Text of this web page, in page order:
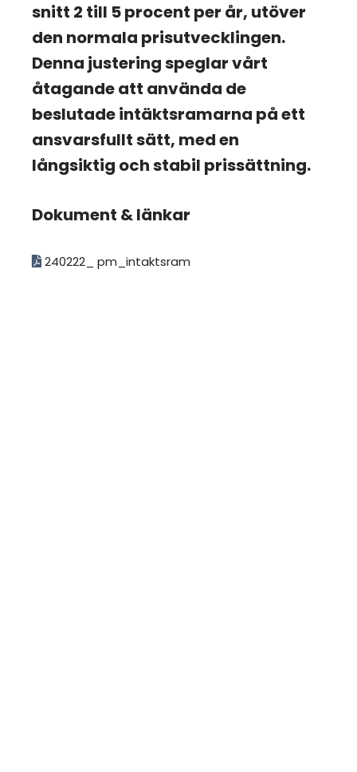
snitt 2 till 5 procent per år, utöver
den normala prisutvecklingen.
Denna justering speglar vårt
åtagande att använda de
beslutade intäktsramarna på ett
ansvarsfullt sätt, med en
långsiktig och stabil prissättning.
Dokument & länkar
240222_ pm_intaktsram